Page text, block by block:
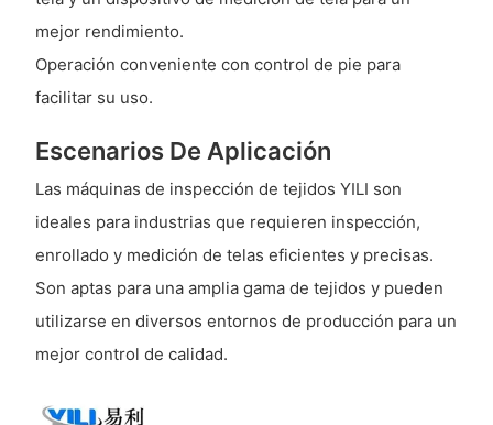
mejor rendimiento.
Operación conveniente con control de pie para
facilitar su uso.
Escenarios De Aplicación
Las máquinas de inspección de tejidos YILI son
ideales para industrias que requieren inspección,
enrollado y medición de telas eficientes y precisas.
Son aptas para una amplia gama de tejidos y pueden
utilizarse en diversos entornos de producción para un
mejor control de calidad.